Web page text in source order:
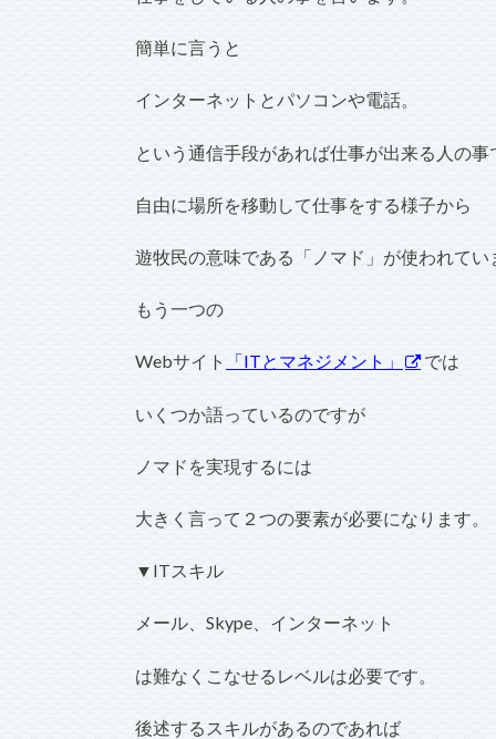
簡単に言うと
インターネットとパソコンや電話。
という通信手段があれば仕事が出来る人の事
自由に場所を移動して仕事をする様子から
遊牧民の意味である「ノマド」が使われてい
もう一つの
Webサイト 「ITとマネジメント」 では
いくつか語っているのですが
ノマドを実現するには
大きく言って２つの要素が必要になります。
▼ITスキル
メール、Skype、インターネット
は難なくこなせるレベルは必要です。
後述するスキルがあるのであれば